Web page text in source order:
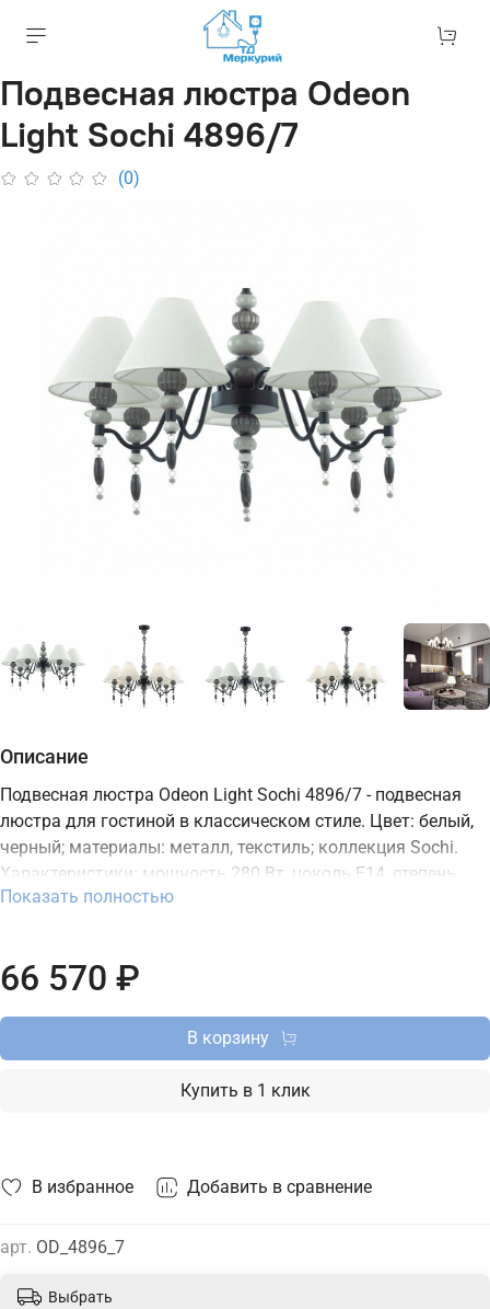
Подвесная люстра Odeon
Light Sochi 4896/7
(0)
В избранное Добавить в сравнение
арт. OD_4896_7
Описание
Подвесная люстра Odeon Light Sochi 4896/7 - подвесная
люстра для гостиной в классическом стиле. Цвет: белый,
черный; материалы: металл, текстиль; коллекция Sochi.
Характеристики: мощность 280 Вт, цоколь E14, степень
защиты IP20. Подходит для монтажа на потолок. В
Санкт-Петербургу и России и актуальной ценой на сайте.
Показать полностью
66 570 ₽
В корзину
Купить в 1 клик
Выбрать